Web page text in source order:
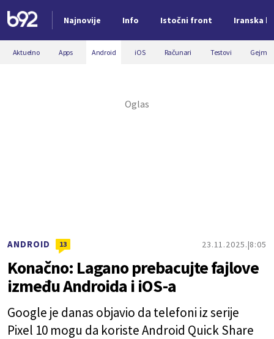
Najnovije Info Istočni front Iranska
Nova vest
Aktuelno Apps Android iOS Računari Testovi
ANDROID 13 23.11.2025. 8:05
Konačno: Lagano prebacujte fajlove
između Androida i iOS-a
Google je danas objavio da telefoni iz serije
Pixel 10 mogu da koriste Android Quick Share